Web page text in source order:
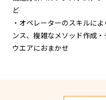
ど
・オペレーターのスキルに
ンス、複雑なメソッド作成
ウエアにおまかせ